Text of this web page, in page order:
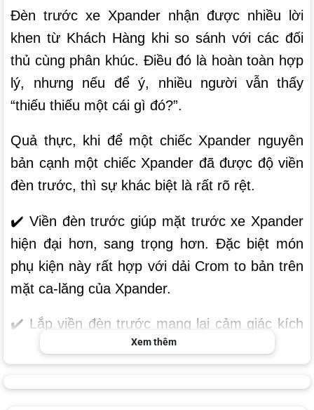
Đèn trước xe Xpander nhận được nhiều lời
khen từ Khách Hàng khi so sánh với các đối
thủ cùng phân khúc. Điều đó là hoàn toàn hợp
lý, nhưng nếu để ý, nhiều người vẫn thấy
“thiếu thiếu một cái gì đó?”.
Quả thực, khi để một chiếc Xpander nguyên
bản cạnh một chiếc Xpander đã được độ viền
đèn trước, thì sự khác biệt là rất rõ rệt.
✔️ Viền đèn trước giúp mặt trước xe Xpander
hiện đại hơn, sang trọng hơn. Đặc biệt món
phụ kiện này rất hợp với dải Crom to bản trên
mặt ca-lăng của Xpander.
✔️ Lắp viền đèn trước mang lại cảm giác kích
thước cụm đèn lớn hơn, tạo ấn tượng ngay
với người đối diện.
Xem thêm